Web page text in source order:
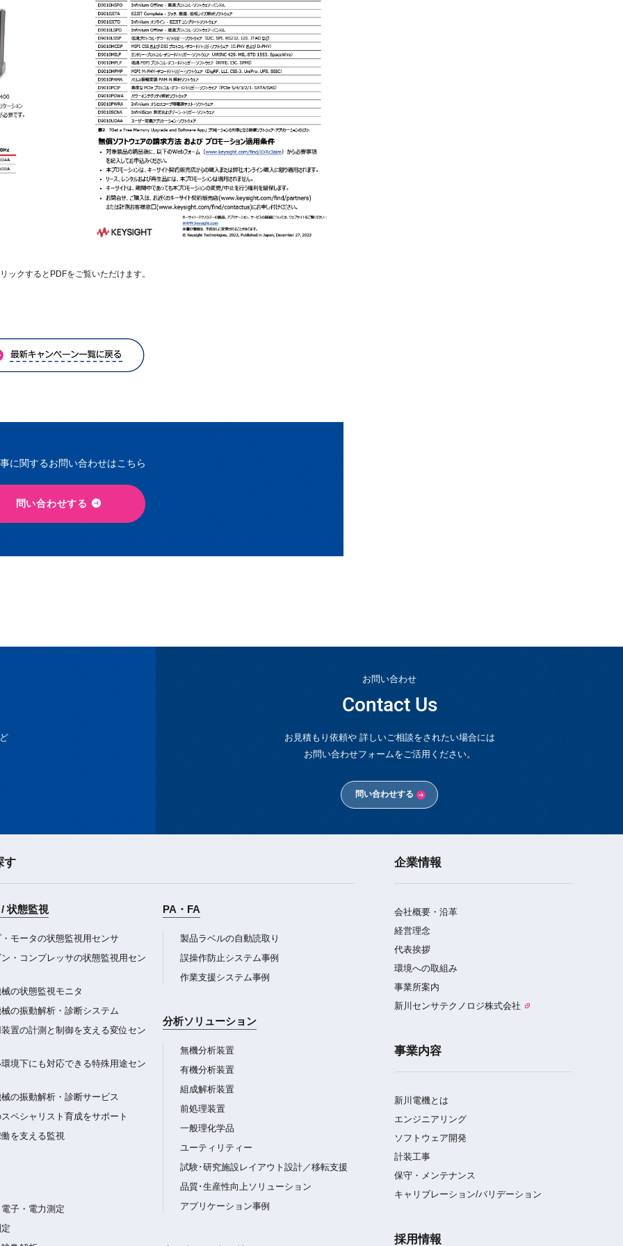
ックするとPDFをご覧いただけます。
に関するお問い合わせはこちら
問い合わせする
お問い合わせ
Contact Us
お見積もり依頼や 詳しいご相談をされたい場合には
お問い合わせフォームをご活用ください。
問い合わせする
す
状態監視
モータの状態監視用センサ
・コンプレッサの状態監視用セン
の状態監視モニタ
の振動解析・診断システム
置の計測と制御を支える変位セン
境下にも対応できる特殊用途セン
の振動解析・診断サービス
ペシャリスト育成をサポート
を支える監視
子・電力測定
PA・FA
製品ラベルの自動読取り
誤操作防止システム事例
作業支援システム事例
分析ソリューション
無機分析装置
有機分析装置
組成解析装置
前処理装置
一般理化学品
ユーティリティー
試験･研究施設レイアウト設計／移転支援
品質･生産性向上ソリューション
アプリケーション事例
企業情報
会社概要・沿革
経営理念
代表挨拶
環境への取組み
事業所案内
新川センサテクノロジ株式会社
事業内容
新川電機とは
エンジニアリング
ソフトウェア開発
計装工事
保守・メンテナンス
キャリブレーション/バリデーション
採用情報